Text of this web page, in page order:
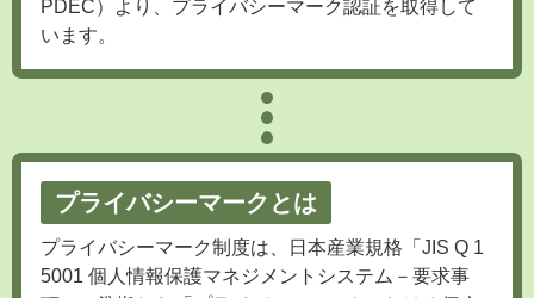
います。
プライバシーマークとは
プライバシーマーク制度は、日本産業規格「JIS Q 1
5001 個人情報保護マネジメントシステム－要求事
項」に準拠した「プライバシーマークにおける個人